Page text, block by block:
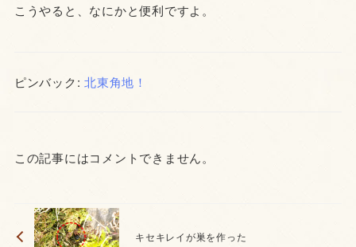
こうやると、なにかと便利ですよ。
ピンバック:北東角地！
この記事にはコメントできません。
キセキレイが巣を作った